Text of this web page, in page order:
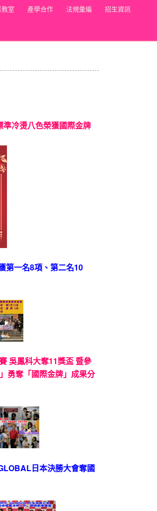
室 產學合作 法規彙編 招生資訊
冷燙八色榮獲國際金牌
第一名8項、第二名10
吳鳳科大奪11獎盃 暨參
勇奪「國際金牌」成果分
日本決勝大會奪國